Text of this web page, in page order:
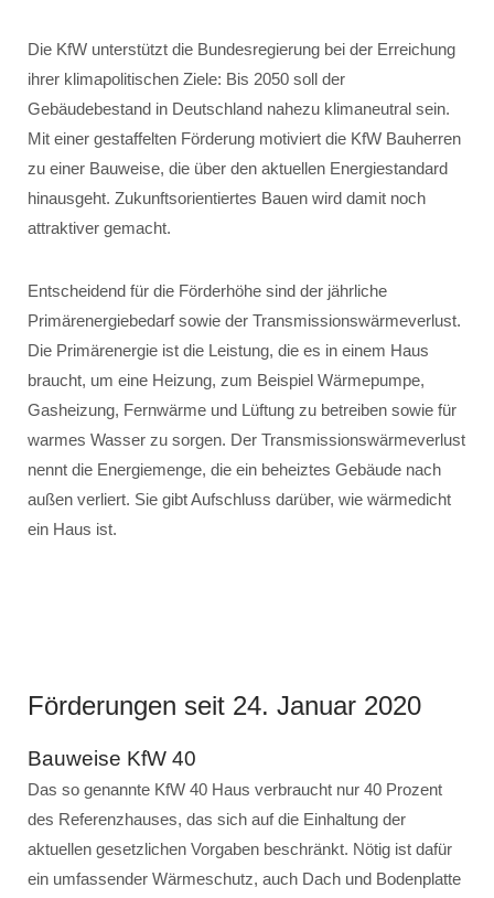
Die KfW unterstützt die Bundesregierung bei der Erreichung
ihrer klimapolitischen Ziele: Bis 2050 soll der
Gebäudebestand in Deutschland nahezu klimaneutral sein.
Mit einer gestaffelten Förderung motiviert die KfW Bauherren
zu einer Bauweise, die über den aktuellen Energiestandard
hinausgeht. Zukunftsorientiertes Bauen wird damit noch
attraktiver gemacht.
Entscheidend für die Förderhöhe sind der jährliche
Primärenergiebedarf sowie der Transmissionswärmeverlust.
Die Primärenergie ist die Leistung, die es in einem Haus
braucht, um eine Heizung, zum Beispiel Wärmepumpe,
Gasheizung, Fernwärme und Lüftung zu betreiben sowie für
warmes Wasser zu sorgen. Der Transmissionswärmeverlust
nennt die Energiemenge, die ein beheiztes Gebäude nach
außen verliert. Sie gibt Aufschluss darüber, wie wärmedicht
ein Haus ist.
Förderungen seit 24. Januar 2020
Bauweise KfW 40
Das so genannte KfW 40 Haus verbraucht nur 40 Prozent
des Referenzhauses, das sich auf die Einhaltung der
aktuellen gesetzlichen Vorgaben beschränkt. Nötig ist dafür
ein umfassender Wärmeschutz, auch Dach und Bodenplatte